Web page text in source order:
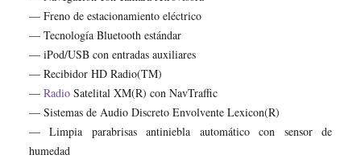
— Freno de estacionamiento eléctrico
— Tecnología Bluetooth estándar
— iPod/USB con entradas auxiliares
— Recibidor HD Radio(TM)
— RadioSatelital XM(R) con NavTraffic
— Sistemas de Audio Discreto Envolvente Lexicon(R)
— Limpia parabrisas antiniebla automático con sensor de
humedad